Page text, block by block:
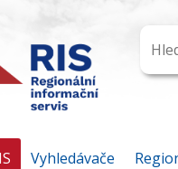
Vyhledávače